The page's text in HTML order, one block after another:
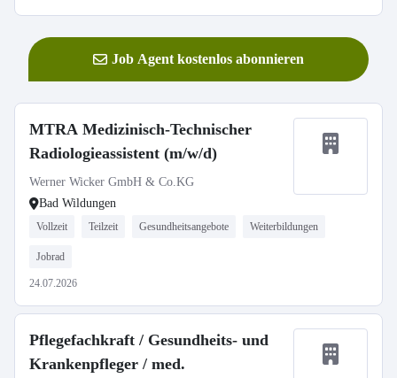
Job Agent kostenlos abonnieren
MTRA Medizinisch-Technischer
Radiologieassistent (m/w/d)
Werner Wicker GmbH & Co.KG
Bad Wildungen
Vollzeit Teilzeit Gesundheitsangebote Weiterbildungen
Jobrad
24.07.2026
Pflegefachkraft / Gesundheits- und
Krankenpfleger / med.